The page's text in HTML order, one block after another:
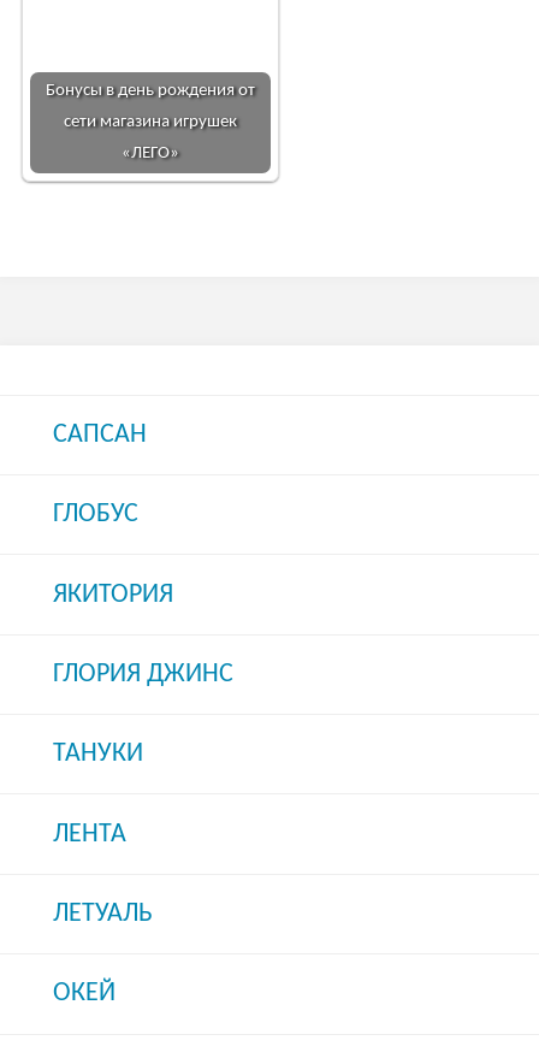
Бонусы в день рождения от
сети магазина игрушек
«ЛЕГО»
САПСАН
ГЛОБУС
ЯКИТОРИЯ
ГЛОРИЯ ДЖИНС
ТАНУКИ
ЛЕНТА
ЛЕТУАЛЬ
ОКЕЙ